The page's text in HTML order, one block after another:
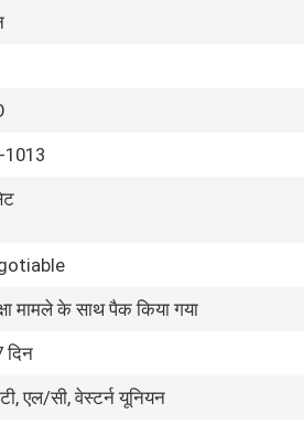
1013
मामले के साथ पैक किया गया
दिन
एल/सी, वेस्टर्न यूनियन